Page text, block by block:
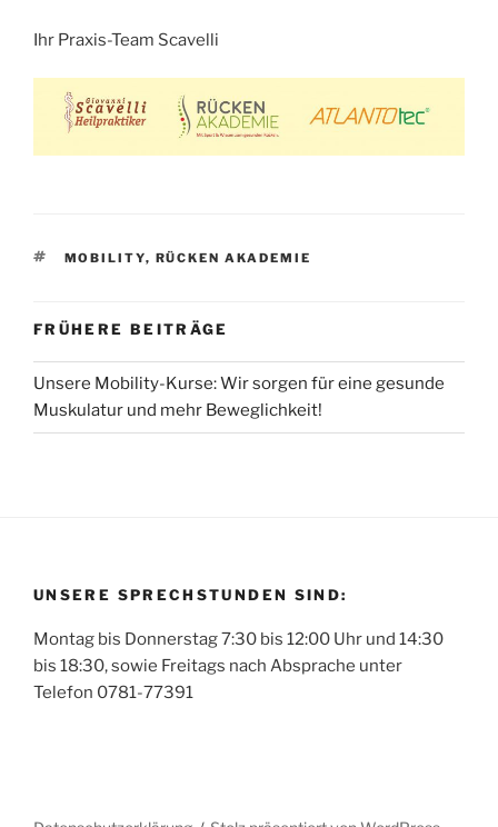
Ihr Praxis-Team Scavelli
SCHLAGWÖRTER
MOBILITY, RÜCKEN AKADEMIE
FRÜHERE BEITRÄGE
Unsere Mobility-Kurse: Wir sorgen für eine gesunde
Muskulatur und mehr Beweglichkeit!
UNSERE SPRECHSTUNDEN SIND:
Montag bis Donnerstag 7:30 bis 12:00 Uhr und 14:30
bis 18:30, sowie Freitags nach Absprache unter
Telefon 0781-77391